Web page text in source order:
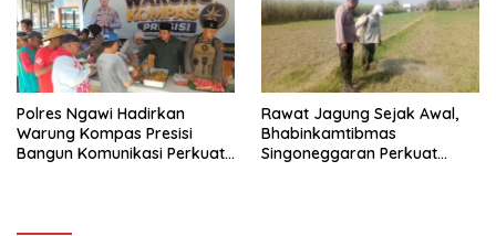
Polres Ngawi Hadirkan
Warung Kompas Presisi
Bangun Komunikasi Perkuat
Rawat Jagung Sejak Awal,
Bhabinkamtibmas
Singoneggaran Perkuat